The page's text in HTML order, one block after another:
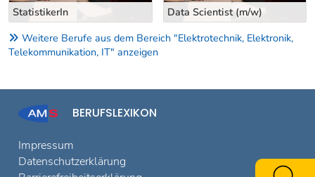
StatistikerIn Data Scientist (m/w)
Weitere Berufe aus dem Bereich "Elektrotechnik, Elektronik,
Telekommunikation, IT" anzeigen
BERUFSLEXIKON
Impressum
Datenschutzerklärung